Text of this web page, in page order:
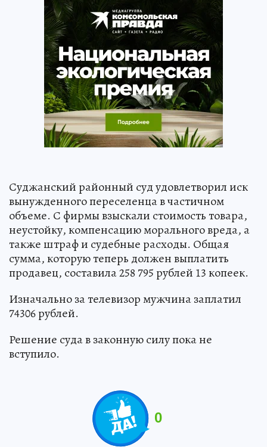
Суджанский районный суд удовлетворил иск
вынужденного переселенца в частичном
объеме. С фирмы взыскали стоимость товара,
неустойку, компенсацию морального вреда, а
также штраф и судебные расходы. Общая
сумма, которую теперь должен выплатить
продавец, составила 258 795 рублей 13 копеек.
Изначально за телевизор мужчина заплатил
74306 рублей.
Решение суда в законную силу пока не
вступило.
0